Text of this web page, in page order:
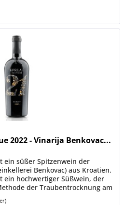
2022 - Vinarija Benkovac...
ein süßer Spitzenwein der
Benkovac) aus Kroatien.
ein hochwertiger Süßwein, der
der Traubentrocknung am